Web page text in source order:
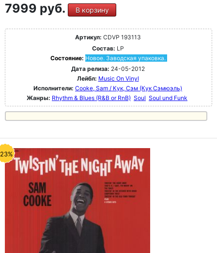
7999 руб. В корзину
Артикул: CDVP 193113
Состав: LP
Состояние: Новое. Заводская упаковка.
Дата релиза: 24-05-2012
Лейбл: Music On Vinyl
Исполнители: Cooke, Sam / Кук, Сэм (Кук Сэмюэль)
Жанры: Rhythm & Blues (R&B or RnB) Soul Soul und Funk